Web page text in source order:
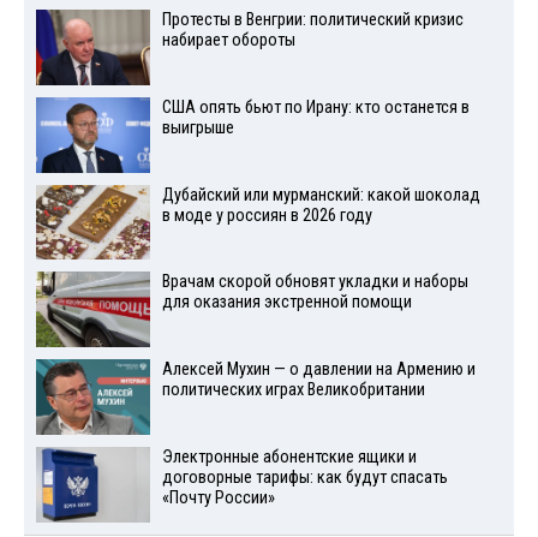
Протесты в Венгрии: политический кризис
набирает обороты
США опять бьют по Ирану: кто останется в
выигрыше
Дубайский или мурманский: какой шоколад
в моде у россиян в 2026 году
Врачам скорой обновят укладки и наборы
для оказания экстренной помощи
Алексей Мухин — о давлении на Армению и
политических играх Великобритании
Электронные абонентские ящики и
договорные тарифы: как будут спасать
«Почту России»